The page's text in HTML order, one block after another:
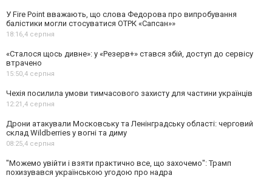
У Fire Point вважають, що слова Федорова про випробування
балістики могли стосуватися ОТРК «Сапсан»»
18:16,4 серпня
«Сталося щось дивне»: у «Резерв+» стався збій, доступ до сервісу
втрачено
15:50,4 серпня
Чехія посилила умови тимчасового захисту для частини українців
12:21,4 серпня
Дрони атакували Московську та Ленінградську області: черговий
склад Wildberries у вогні та диму
08:25,4 серпня
"Можемо увійти і взяти практично все, що захочемо": Трамп
похизувався українською угодою про надра